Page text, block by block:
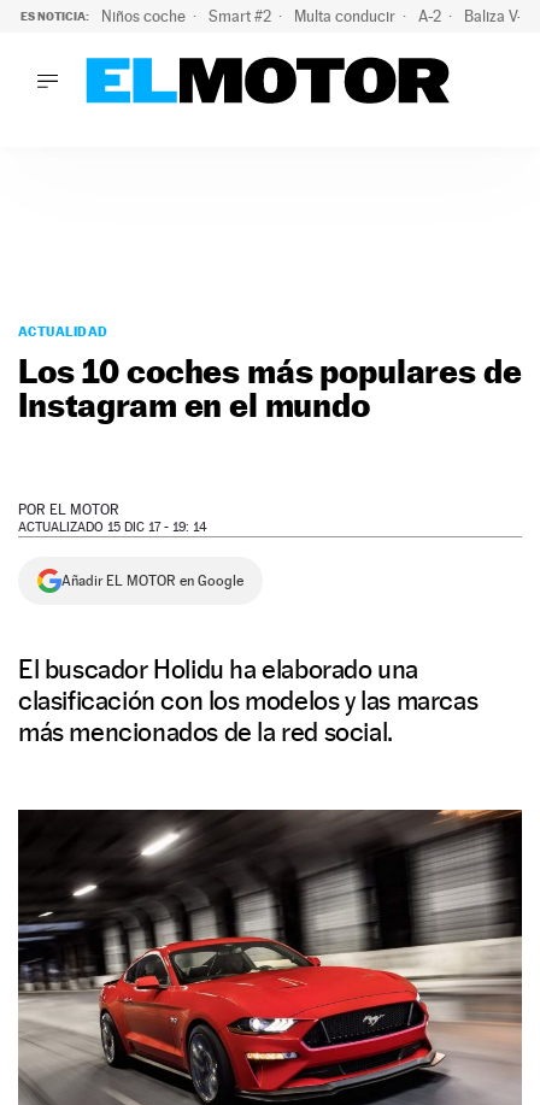
ES NOTICIA: Niños coche Smart #2 Multa conducir A-2 Baliza V-
PODCAST
MOTOS
TECNOLOGÍA
SERVICIOS
NEWSLETTER
ACTUALIDAD
Los 10 coches más populares de
Instagram en el mundo
POR EL MOTOR
ACTUALIZADO 15 DIC 17 - 19: 14
Añadir EL MOTOR en Google
El buscador Holidu ha elaborado una
clasificación con los modelos y las marcas
más mencionados de la red social.